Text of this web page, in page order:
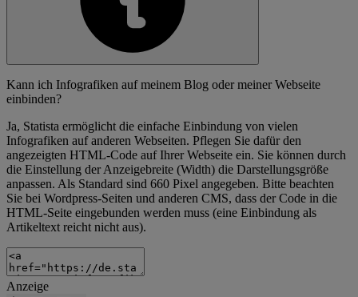
Kann ich Infografiken auf meinem Blog oder meiner Webseite
einbinden?
Ja, Statista ermöglicht die einfache Einbindung von vielen
Infografiken auf anderen Webseiten. Pflegen Sie dafür den
angezeigten HTML-Code auf Ihrer Webseite ein. Sie können durch
die Einstellung der Anzeigebreite (Width) die Darstellungsgröße
anpassen. Als Standard sind 660 Pixel angegeben. Bitte beachten
Sie bei Wordpress-Seiten und anderen CMS, dass der Code in die
HTML-Seite eingebunden werden muss (eine Einbindung als
Artikeltext reicht nicht aus).
Anzeige